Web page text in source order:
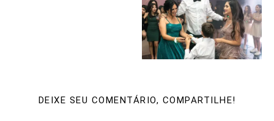
DEIXE SEU COMENTÁRIO, COMPARTILHE!